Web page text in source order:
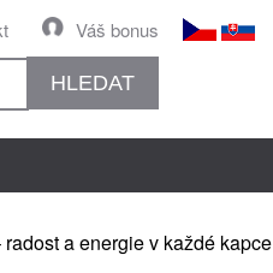
Váš bonus
HLEDAT
a energie v každé kapce